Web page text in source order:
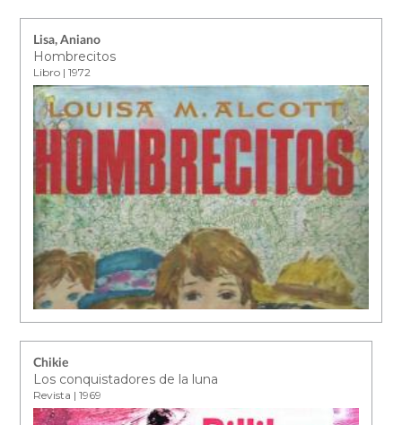
Lisa, Aniano
Hombrecitos
Libro | 1972
Chikie
Los conquistadores de la luna
Revista | 1969